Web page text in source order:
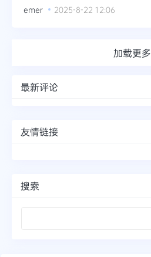
与弊
emer 2025-8-22 12:06
加载更多
最新评论
友情链接
搜索